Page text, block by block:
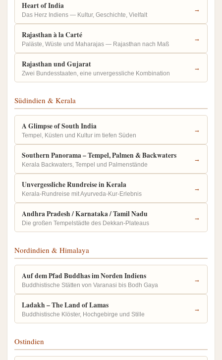
Heart of India
Das Herz Indiens — Kultur, Geschichte, Vielfalt
→
Rajasthan à la Carté
Paläste, Wüste und Maharajas — Rajasthan nach Maß
→
Rajasthan und Gujarat
Zwei Bundesstaaten, eine unvergessliche Kombination
→
Südindien & Kerala
A Glimpse of South India
Tempel, Küsten und Kultur im tiefen Süden
→
Southern Panorama – Tempel, Palmen & Backwaters
Kerala Backwaters, Tempel und Palmenstände
→
Unvergessliche Rundreise in Kerala
Kerala-Rundreise mit Ayurveda-Kur-Erlebnis
→
Andhra Pradesh / Karnataka / Tamil Nadu
Die großen Tempelstädte des Dekkan-Plateaus
→
Nordindien & Himalaya
Auf dem Pfad Buddhas im Norden Indiens
Buddhistische Stätten von Varanasi bis Bodh Gaya
→
Ladakh – The Land of Lamas
Buddhistische Klöster, Hochgebirge und Stille
→
Ostindien